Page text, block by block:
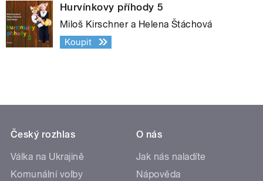
Hurvínkovy příhody 5
Miloš Kirschner a Helena Štáchová
Koupit
Český rozhlas
Válka na Ukrajině
Komunální volby
O nás
Jak nás naladíte
Nápověda